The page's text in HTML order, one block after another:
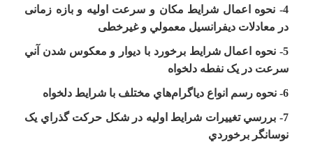
4- نحوه اعمال شرايط مکان و سرعت اولیه و بازه زمانی
در معادلات دیفرانسيل معمولي و غيرخطی
5- نحوه اعمال شرايط برخورد با ديوار و معکوس شدن آني
سرعت در یک نفطه دلخواه
6- نحوه رسم انواع دياگرام‌هاي مختلف با شرايط دلخواه
7- بررسي تغييرات شرايط اوليه در شکل حرکت گذراي یک
نوسانگر برخوردي